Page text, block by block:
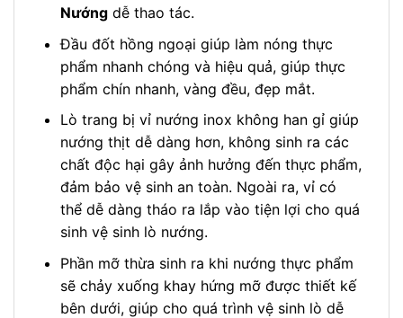
Nướngdễ thao tác.
Đầu đốt hồng ngoại giúp làm nóng thực
phẩm nhanh chóng và hiệu quả, giúp thực
phẩm chín nhanh, vàng đều, đẹp mắt.
Lò trang bị vỉ nướng inox không han gỉ giúp
nướng thịt dễ dàng hơn, không sinh ra các
chất độc hại gây ảnh hưởng đến thực phẩm,
đảm bảo vệ sinh an toàn. Ngoài ra, vỉ có
thể dễ dàng tháo ra lắp vào tiện lợi cho quá
sinh vệ sinh lò nướng.
Phần mỡ thừa sinh ra khi nướng thực phẩm
sẽ chảy xuống khay hứng mỡ được thiết kế
bên dưới, giúp cho quá trình vệ sinh lò dễ